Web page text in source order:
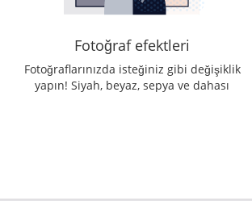
Fotoğraf efektleri
Fotoğraflarınızda isteğiniz gibi değişiklik
yapın! Siyah, beyaz, sepya ve dahası